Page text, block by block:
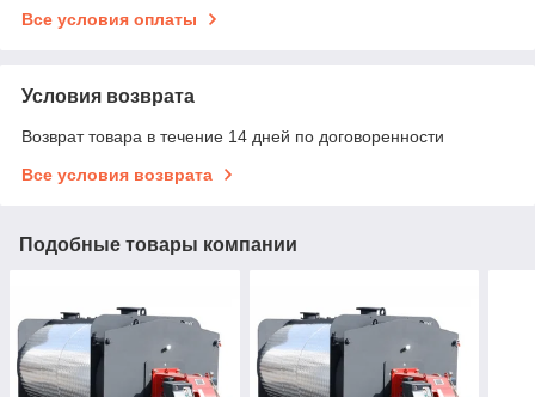
Все условия оплаты
Условия возврата
Возврат товара в течение 14 дней по договоренности
Все условия возврата
Подобные товары компании